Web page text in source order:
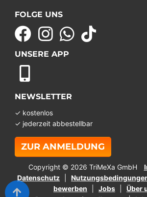
FOLGE UNS
UNSERE APP
NEWSLETTER
✓ kostenlos
✓ jederzeit abbestellbar
ZUR ANMELDUNG
Copyright © 2026 TriMeXa GmbH
Datenschutz
bewerben
Jobs
Über